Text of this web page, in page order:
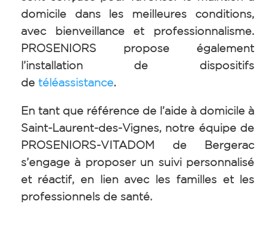
domicile dans les meilleures conditions,
avec bienveillance et professionnalisme.
PROSENIORS propose également
l’installation de dispositifs
de téléassistance.
En tant que référence de l’aide à domicile à
Saint-Laurent-des-Vignes, notre équipe de
PROSENIORS-VITADOM de Bergerac
s’engage à proposer un suivi personnalisé
et réactif, en lien avec les familles et les
professionnels de santé.